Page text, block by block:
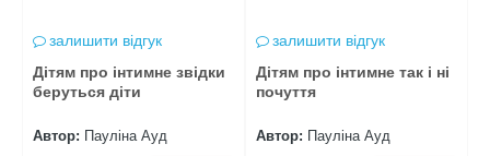
залишити відгук
Дітям про інтимне звідки
беруться діти
Автор: Пауліна Ауд
залишити відгук
Дітям про інтимне так і ні
почуття
Автор: Пауліна Ауд